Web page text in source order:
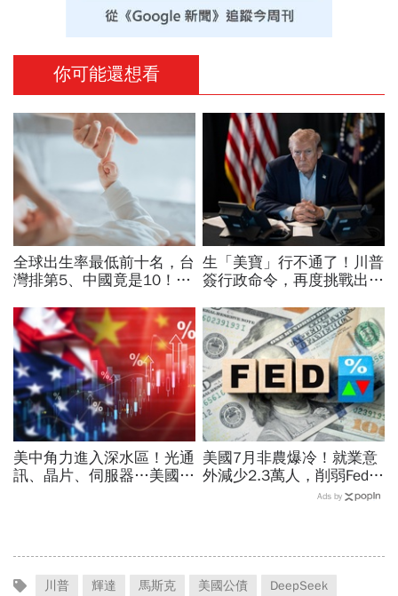
你可能還想看
全球出生率最低前十名，台
灣排第5、中國竟是10！亞
經濟壓力成天然避孕藥？
生「美寶」行不通了！川普
簽行政命令，再度挑戰出生
允許花錢買進美國的資格
美中角力進入深水區！光通
訊、晶片、伺服器…美國制
美國7月非農爆冷！就業意
外減少2.3萬人，削弱Fed升
息機率...金價大漲逾7%，
Ads by
川普 輝達 馬斯克 美國公債 DeepSeek